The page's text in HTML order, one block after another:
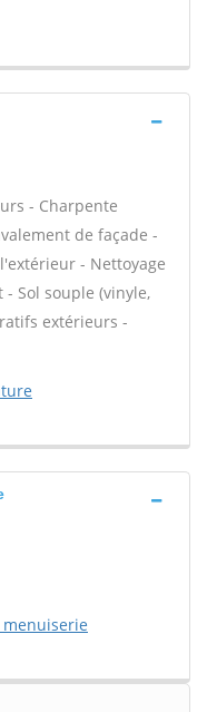
- Charpente
de façade -
- Nettoyage
Sol souple (vinyle,
extérieurs -